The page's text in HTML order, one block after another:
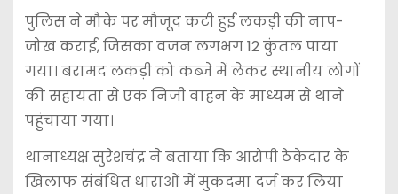
पुलिस ने मौके पर मौजूद कटी हुई लकड़ी की नाप-
जोख कराई, जिसका वजन लगभग 12 कुंतल पाया
गया। बरामद लकड़ी को कब्जे में लेकर स्थानीय लोगों
की सहायता से एक निजी वाहन के माध्यम से थाने
पहुंचाया गया।
थानाध्यक्ष सुरेशचंद्र ने बताया कि आरोपी ठेकेदार के
खिलाफ संबंधित धाराओं में मुकदमा दर्ज कर लिया